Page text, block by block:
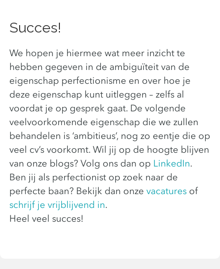
Succes!
We hopen je hiermee wat meer inzicht te
hebben gegeven in de ambiguïteit van de
eigenschap perfectionisme en over hoe je
deze eigenschap kunt uitleggen – zelfs al
voordat je op gesprek gaat. De volgende
veelvoorkomende eigenschap die we zullen
behandelen is ‘ambitieus’, nog zo eentje die op
veel cv’s voorkomt. Wil jij op de hoogte blijven
van onze blogs? Volg ons dan op LinkedIn.
Ben jij als perfectionist op zoek naar de
perfecte baan? Bekijk dan onzevacatures of
schrijf je vrijblijvend in.
Heel veel succes!